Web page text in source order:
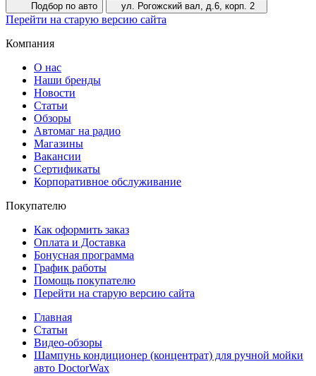
Подбор по авто ул. Рогожский вал, д.6, корп. 2
Перейти на старую версию сайта
Компания
О нас
Наши бренды
Новости
Статьи
Обзоры
Автомаг на радио
Магазины
Вакансии
Сертификаты
Корпоративное обслуживание
Покупателю
Как оформить заказ
Оплата и Доставка
Бонусная программа
График работы
Помощь покупателю
Перейти на старую версию сайта
Главная
Статьи
Видео-обзоры
Шампунь кондиционер (концентрат) для ручной мойки
авто DoctorWax